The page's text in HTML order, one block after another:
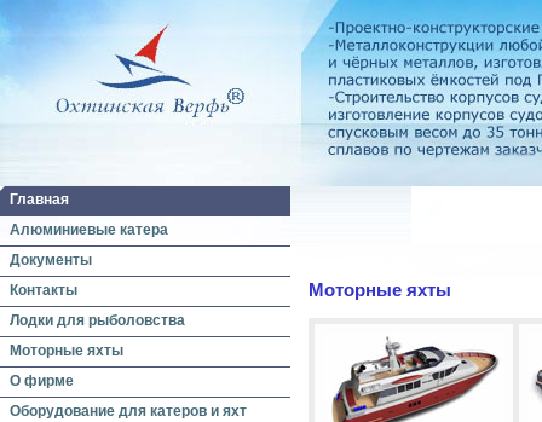
Главная
Алюминиевые катера
Документы
Контакты
Лодки для рыболовства
Моторные яхты
О фирме
Оборудование для катеров и яхт
Моторные яхты